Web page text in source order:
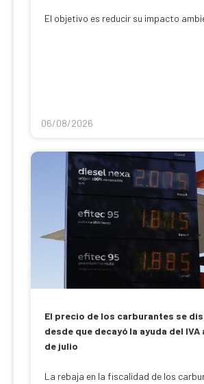
El objetivo es reducir su impacto
06/08/2026
El precio de los carburantes se
desde que decayó la ayuda del
de julio
La rebaja en la fiscalidad de los